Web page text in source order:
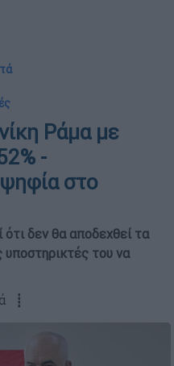
Ράμα με
-
στο
δεν θα αποδεχθεί τα
του να
┋